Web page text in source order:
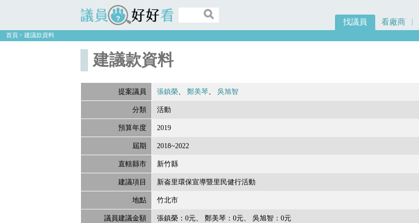
議員好好看
找議員 看廠商
首頁 建議款資料
建議款資料
提案議員 張鎮榮 鄭美琴 吳旭智
分類 活動
預算年度 2019
屆期 2018~2022
直轄縣市 新竹縣
建議項目 新崙里環保宣導暨里民健行活動
地點 竹北市
議員建議金額 張鎮榮：0元 鄭美琴：0元 吳旭智：0元